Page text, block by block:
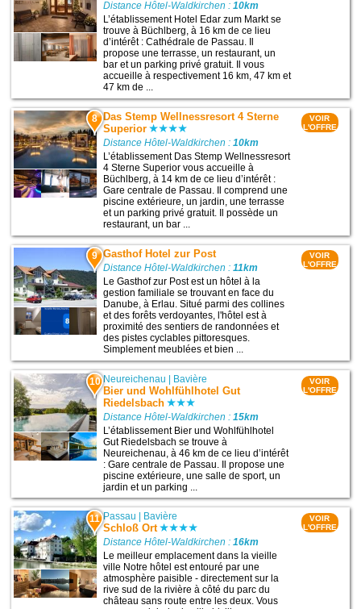
Distance Hôtel-Waldkirchen :10km
L’établissement Hotel Edar zum Markt se
trouve à Büchlberg, à 16 km de ce lieu
d’intérêt : Cathédrale de Passau. Il
propose une terrasse, un restaurant, un
bar et un parking privé gratuit. Il vous
accueille à respectivement 16 km, 47 km et
47 km de ...
8 Das Stemp Wellnessresort 4 Sterne
Superior
Distance Hôtel-Waldkirchen :10km
L’établissement Das Stemp Wellnessresort
4 Sterne Superior vous accueille à
Büchlberg, à 14 km de ce lieu d’intérêt :
Gare centrale de Passau. Il comprend une
piscine extérieure, un jardin, une terrasse
et un parking privé gratuit. Il possède un
restaurant, un bar ...
VOIR
L'OFFRE
9 Gasthof Hotel zur Post
Distance Hôtel-Waldkirchen :11km
Le Gasthof zur Post est un hôtel à la
gestion familiale se trouvant en face du
Danube, à Erlau. Situé parmi des collines
et des forêts verdoyantes, l'hôtel est à
proximité des sentiers de randonnées et
des pistes cyclables pittoresques.
Simplement meublées et bien ...
VOIR
L'OFFRE
10 Neureichenau | Bavière
Bier und Wohlfühlhotel Gut
Riedelsbach
Distance Hôtel-Waldkirchen :15km
L’établissement Bier und Wohlfühlhotel
Gut Riedelsbach se trouve à
Neureichenau, à 46 km de ce lieu d’intérêt
: Gare centrale de Passau. Il propose une
piscine extérieure, une salle de sport, un
jardin et un parking ...
VOIR
L'OFFRE
11 Passau | Bavière
Schloß Ort
Distance Hôtel-Waldkirchen :16km
Le meilleur emplacement dans la vieille
ville Notre hôtel est entouré par une
atmosphère paisible - directement sur la
rive sud de la rivière à côté du parc du
château sans route entre les deux. Vous
VOIR
L'OFFRE